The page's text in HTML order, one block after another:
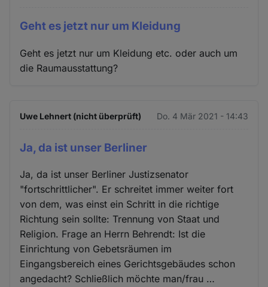
Geht es jetzt nur um Kleidung
Geht es jetzt nur um Kleidung etc. oder auch um
die Raumausstattung?
Uwe Lehnert (nicht überprüft) Do. 4 Mär 2021 - 14:43
Ja, da ist unser Berliner
Ja, da ist unser Berliner Justizsenator
"fortschrittlicher". Er schreitet immer weiter fort
von dem, was einst ein Schritt in die richtige
Richtung sein sollte: Trennung von Staat und
Religion. Frage an Herrn Behrendt: Ist die
Einrichtung von Gebetsräumen im
Eingangsbereich eines Gerichtsgebäudes schon
angedacht? Schließlich möchte man/frau …